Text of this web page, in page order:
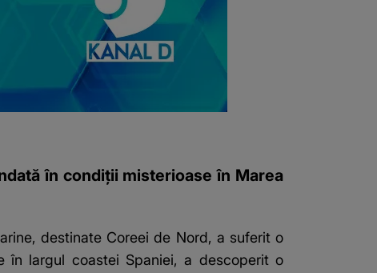
în condiții misterioase în Marea
destinate Coreei de Nord, a suferit o
în largul coastei Spaniei, a descoperit o